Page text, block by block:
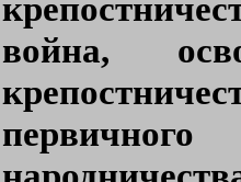
война,